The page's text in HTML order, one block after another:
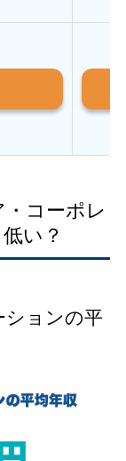
・コーポレ
い？
ションの平